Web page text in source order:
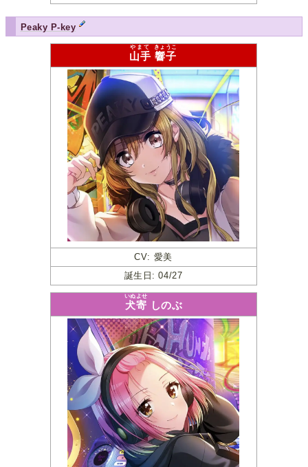
Peaky P-key
山手
やまて
響子
きょうこ
CV: 愛美
誕生日: 04/27
犬寄
いぬよせ
しのぶ